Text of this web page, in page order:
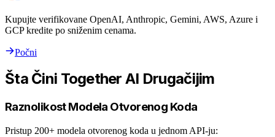
Kupujte verifikovane OpenAI, Anthropic, Gemini, AWS, Azure i
GCP kredite po sniženim cenama.
Počni
Šta Čini Together AI Drugačijim
Raznolikost Modela Otvorenog Koda
Pristup 200+ modela otvorenog koda u jednom API-ju: